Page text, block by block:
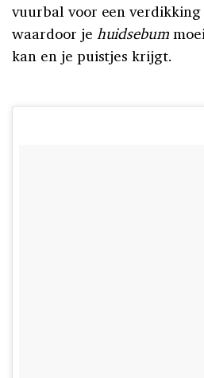
vuurbal voor een
waardoor je huidsebum
kan en je puistjes krijgt.